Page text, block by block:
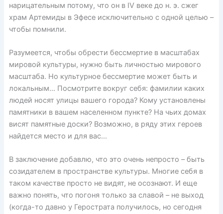
нарицательным потому, что он в IV веке до н. э. сжег
храм Артемиды в Эфесе исключительно с одной целью –
чтобы помнили.
Разумеется, чтобы обрести бессмертие в масштабах
мировой культуры, нужно быть личностью мирового
масштаба. Но культурное бессмертие может быть и
локальным… Посмотрите вокруг себя: фамилии каких
людей носят улицы вашего города? Кому установлены
памятники в вашем населенном пункте? На чьих домах
висят памятные доски? Возможно, в ряду этих героев
найдется место и для вас…
В заключение добавлю, что это очень непросто – быть
созидателем в пространстве культуры. Многие себя в
таком качестве просто не видят, не осознают. И еще
важно понять, что погоня только за славой – не выход
(когда-то давно у Герострата получилось, но сегодня